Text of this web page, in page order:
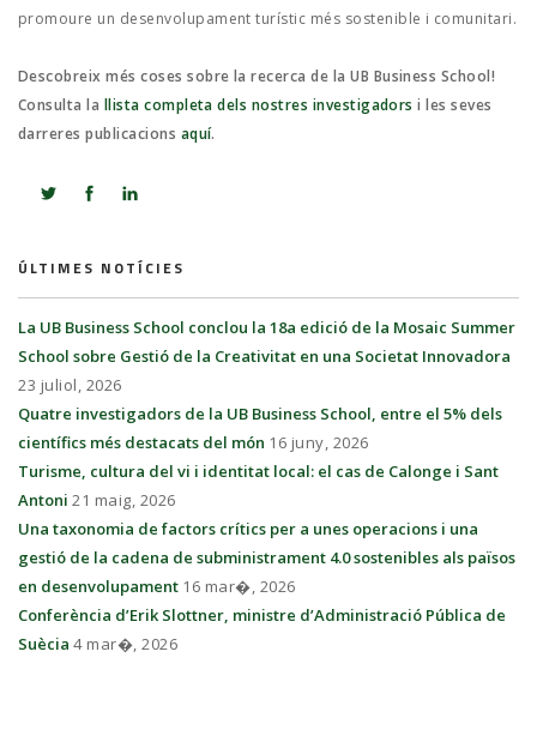
promoure un desenvolupament turístic més sostenible i comunitari.
Descobreix més coses sobre la recerca de la UB Business School!
Consulta la llista completa dels nostres investigadors i les seves
darreres publicacions aquí.
ÚLTIMES NOTÍCIES
La UB Business School conclou la 18a edició de la Mosaic Summer
School sobre Gestió de la Creativitat en una Societat Innovadora
23 juliol, 2026
Quatre investigadors de la UB Business School, entre el 5% dels
científics més destacats del món 16 juny, 2026
Turisme, cultura del vi i identitat local: el cas de Calonge i Sant
Antoni 21 maig, 2026
Una taxonomia de factors crítics per a unes operacions i una
gestió de la cadena de subministrament 4.0 sostenibles als països
en desenvolupament 16 mar�, 2026
Conferència d’Erik Slottner, ministre d’Administració Pública de
Suècia 4 mar�, 2026